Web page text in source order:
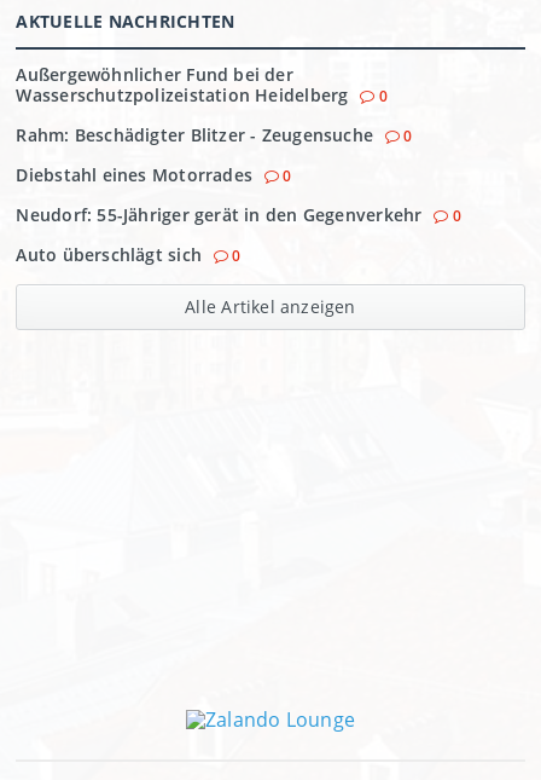
AKTUELLE NACHRICHTEN
Außergewöhnlicher Fund bei der
Wasserschutzpolizeistation Heidelberg
0
Rahm: Beschädigter Blitzer - Zeugensuche 0
Diebstahl eines Motorrades 0
Neudorf: 55-Jähriger gerät in den Gegenverkehr 0
Auto überschlägt sich 0
Alle Artikel anzeigen